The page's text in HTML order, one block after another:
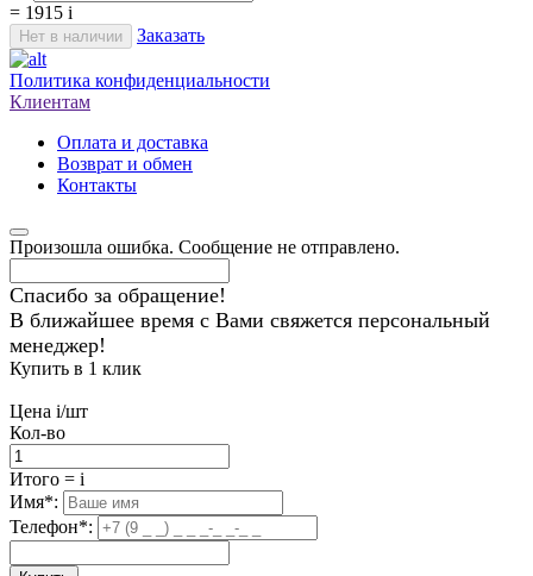
= 1915 i
Нет в наличии Заказать
Политика конфиденциальности
Клиентам
Оплата и доставка
Возврат и обмен
Контакты
Произошла ошибка. Сообщение не отправлено.
Спасибо за обращение!
В ближайшее время с Вами свяжется персональный
менеджер!
Купить в 1 клик
Цена i/шт
Кол-во
Итого = i
Имя*:
Телефон*: